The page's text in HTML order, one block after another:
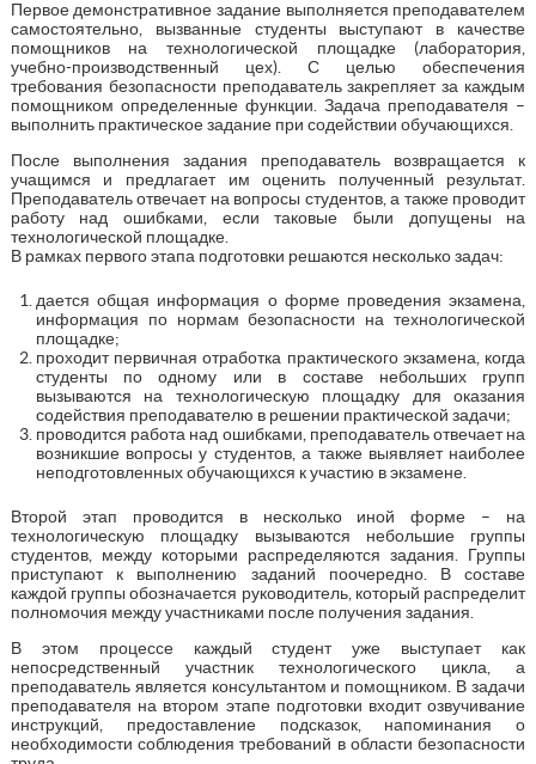
Первое демонстративное задание выполняется преподавателем
самостоятельно, вызванные студенты выступают в качестве
помощников на технологической площадке (лаборатория,
учебно-производственный цех). С целью обеспечения
требования безопасности преподаватель закрепляет за каждым
помощником определенные функции. Задача преподавателя –
выполнить практическое задание при содействии обучающихся.
После выполнения задания преподаватель возвращается к
учащимся и предлагает им оценить полученный результат.
Преподаватель отвечает на вопросы студентов, а также проводит
работу над ошибками, если таковые были допущены на
технологической площадке.
В рамках первого этапа подготовки решаются несколько задач:
дается общая информация о форме проведения экзамена,
информация по нормам безопасности на технологической
площадке;
проходит первичная отработка практического экзамена, когда
студенты по одному или в составе небольших групп
вызываются на технологическую площадку для оказания
содействия преподавателю в решении практической задачи;
проводится работа над ошибками, преподаватель отвечает на
возникшие вопросы у студентов, а также выявляет наиболее
неподготовленных обучающихся к участию в экзамене.
Второй этап проводится в несколько иной форме – на
технологическую площадку вызываются небольшие группы
студентов, между которыми распределяются задания. Группы
приступают к выполнению заданий поочередно. В составе
каждой группы обозначается руководитель, который распределит
полномочия между участниками после получения задания.
В этом процессе каждый студент уже выступает как
непосредственный участник технологического цикла, а
преподаватель является консультантом и помощником. В задачи
преподавателя на втором этапе подготовки входит озвучивание
инструкций, предоставление подсказок, напоминания о
необходимости соблюдения требований в области безопасности